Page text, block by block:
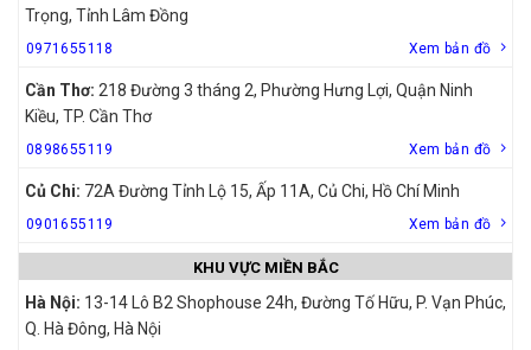
Trọng, Tỉnh Lâm Đồng
0971655118 Xem bản đồ
Cần Thơ: 218 Đường 3 tháng 2, Phường Hưng Lợi, Quận Ninh
Kiều, TP. Cần Thơ
0898655119 Xem bản đồ
Củ Chi: 72A Đường Tỉnh Lộ 15, Ấp 11A, Củ Chi, Hồ Chí Minh
0901655119 Xem bản đồ
KHU VỰC MIỀN BẮC
Hà Nội: 13-14 Lô B2 Shophouse 24h, Đường Tố Hữu, P. Vạn Phúc,
Q. Hà Đông, Hà Nội